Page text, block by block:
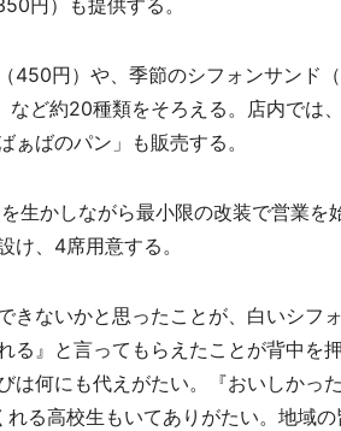
円）も提供する。
450円）や、季節のシフォンサンド
ど約20種類をそろえる。店内では
ばのパン」も販売する。
生かしながら最小限の改装で営業を
、4席用意する。
ないかと思ったことが、白いシフ
』と言ってもらえたことが背中を
何にも代えがたい。『おいしかった
る高校生もいてありがたい。地域の